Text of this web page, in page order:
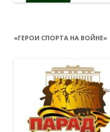
«ГЕРОИ СПОРТА НА ВОЙНЕ»